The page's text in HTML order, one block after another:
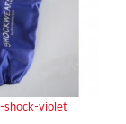
shock-violet